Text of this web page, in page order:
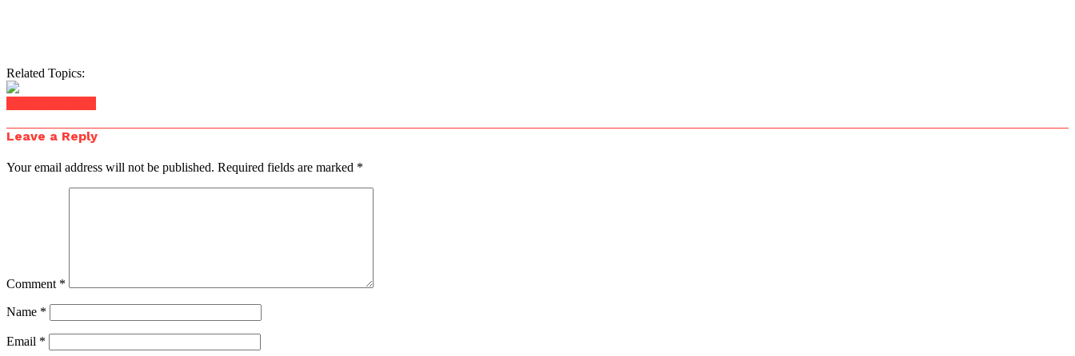
Related Topics:
Leave a Reply
Your email address will not be published. Required fields are marked *
Comment *
Name *
Email *